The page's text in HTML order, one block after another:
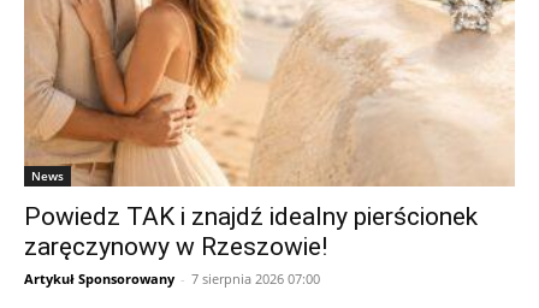
News
Powiedz TAK i znajdź idealny pierścionek
zaręczynowy w Rzeszowie!
Artykuł Sponsorowany - 7 sierpnia 2026 07:00